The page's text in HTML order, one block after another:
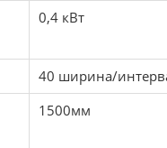
0,4 кВт
40 ширина/
1500мм